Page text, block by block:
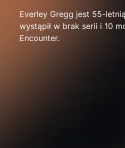
Everley Gregg jest 55-
wystąpił w brak serii i 10
Encounter.